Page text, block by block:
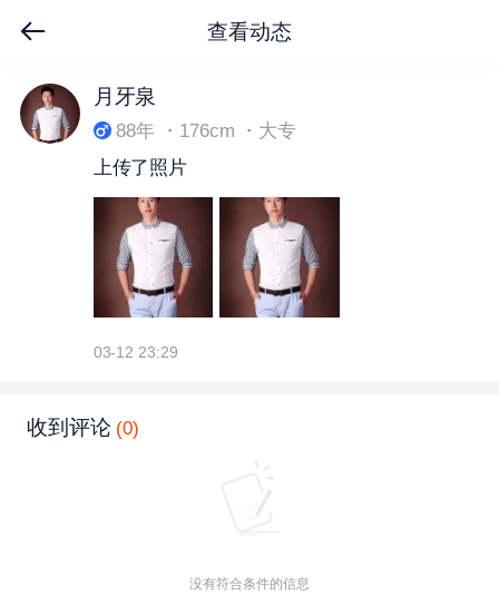
查看动态
下拉刷新
月牙泉
88年 ・176cm ・大专
上传了照片
03-12 23:29
收到评论 (0)
没有符合条件的信息